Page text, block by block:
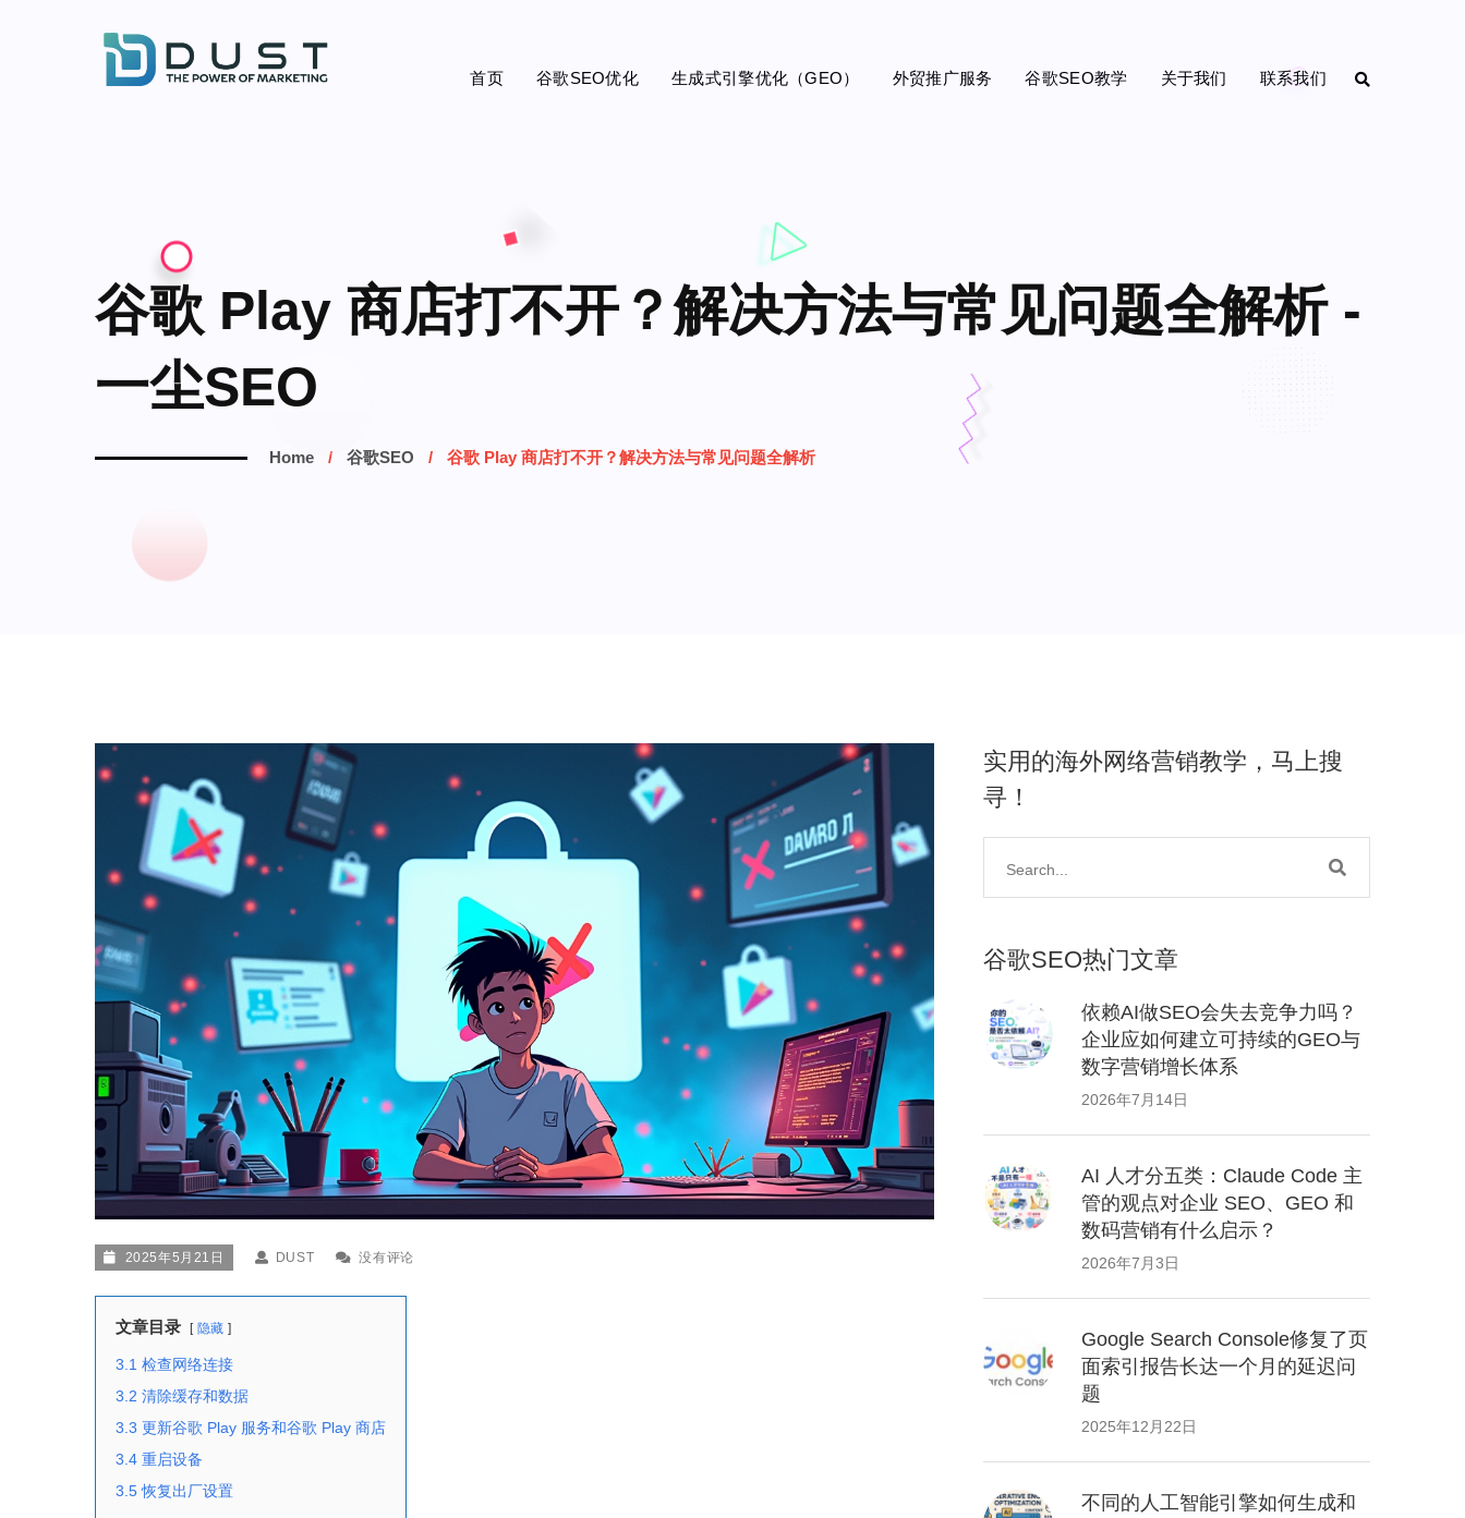
首页 谷歌SEO优化 生成式引擎优化（GEO） 外贸推广服务 谷歌SEO教学 关于我们 联系我们
谷歌 Play 商店打不开？解决方法与常见问题全解析 -
一尘SEO
Home 谷歌SEO 谷歌 Play 商店打不开？解决方法与常见问题全解析
2025年5月21日 DUST 没有评论
文章目录 隐藏
3.1 检查网络连接
3.2 清除缓存和数据
3.3 更新谷歌 Play 服务和谷歌 Play 商店
3.4 重启设备
3.5 恢复出厂设置
实用的海外网络营销教学，马上搜
寻！
谷歌SEO热门文章
依赖AI做SEO会失去竞争力吗？
企业应如何建立可持续的GEO与
数字营销增长体系
2026年7月14日
AI 人才分五类：Claude Code 主
管的观点对企业 SEO、GEO 和
数码营销有什么启示？
2026年7月3日
Google Search Console修复了页
面索引报告长达一个月的延迟问
题
2025年12月22日
不同的人工智能引擎如何生成和